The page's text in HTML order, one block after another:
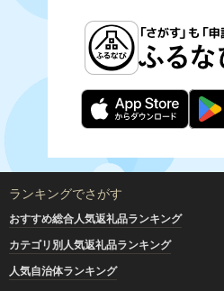
ランキングでさがす
おすすめ総合人気返礼品ランキング
カテゴリ別人気返礼品ランキング
人気自治体ランキング